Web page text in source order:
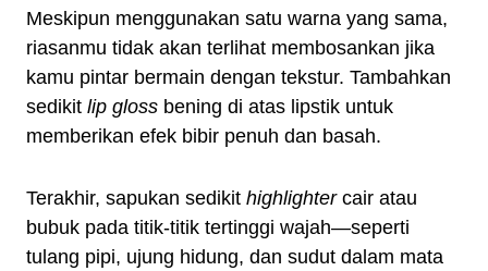
Meskipun menggunakan satu warna yang sama,
riasanmu tidak akan terlihat membosankan jika
kamu pintar bermain dengan tekstur. Tambahkan
sedikit lip gloss bening di atas lipstik untuk
memberikan efek bibir penuh dan basah.
Terakhir, sapukan sedikit highlightercair atau
bubuk pada titik-titik tertinggi wajah—seperti
tulang pipi, ujung hidung, dan sudut dalam mata